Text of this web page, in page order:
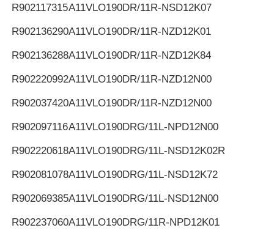
R902117315A11VLO190DR/11R-NSD12K07
R902136290A11VLO190DR/11R-NZD12K01
R902136288A11VLO190DR/11R-NZD12K84
R902220992A11VLO190DR/11R-NZD12N00
R902037420A11VLO190DR/11R-NZD12N00
R902097116A11VLO190DRG/11L-NPD12N00
R902220618A11VLO190DRG/11L-NSD12K02R
R902081078A11VLO190DRG/11L-NSD12K72
R902069385A11VLO190DRG/11L-NSD12N00
R902237060A11VLO190DRG/11R-NPD12K01